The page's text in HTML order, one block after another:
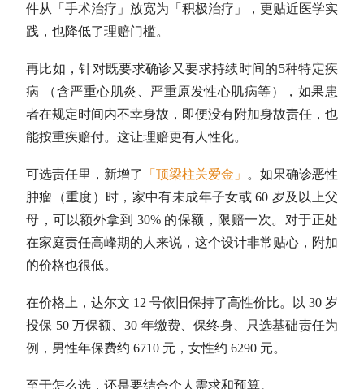
件从「手术治疗」放宽为「积极治疗」，更贴近医学实
践，也降低了理赔门槛。
再比如，针对既要求确诊又要求持续时间的5种特定疾
病 （含严重心肌炎、严重原发性心肌病等），如果患
者在规定时间内不幸身故，即便没有附加身故责任，也
能按重疾赔付。这让理赔更有人性化。
可选责任里，新增了 「顶梁柱关爱金」 。如果确诊恶性
肿瘤（重度）时，家中有未成年子女或 60 岁及以上父
母，可以额外拿到 30% 的保额，限赔一次。对于正处
在家庭责任高峰期的人来说，这个设计非常贴心，附加
的价格也很低。
在价格上，达尔文 12 号依旧保持了高性价比。以 30 岁
投保 50 万保额、30 年缴费、保终身、只选基础责任为
例，男性年保费约 6710 元，女性约 6290 元。
至于怎么选，还是要结合个人需求和预算。